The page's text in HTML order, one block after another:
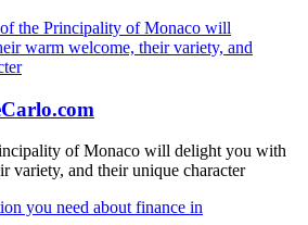
of Monaco will delight you with
variety, and their unique character